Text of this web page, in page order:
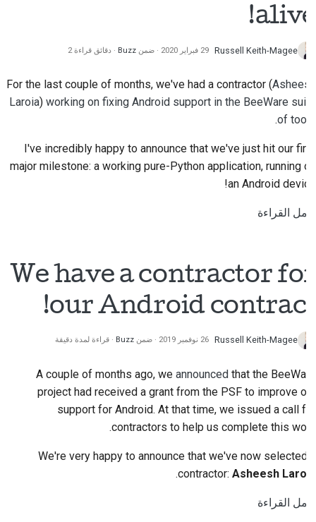
alive!
Russell Keith-Magee 29 فبراير 2020 ضمن Buzz دقائق قراءة 2
For the last couple of months, we've had a contractor (Asheesh
Laroia) working on fixing Android support in the BeeWare suite
of tools
.
I've incredibly happy to announce that we've just hit our first
major milestone: a working pure-Python application, running on
an Android device!
أكمل القراءة
We have a contractor for
our Android contract!
Russell Keith-Magee 26 نوفمبر 2019 ضمن Buzz قراءة لمدة دقيقة
A couple of months ago, we announced that the BeeWare
project had received a grant from the PSF to improve our
support for Android. At that time, we issued a call for
contractors to help us complete this work.
We're very happy to announce that we've now selected a
contractor: Asheesh Laroia
.
أكمل القراءة